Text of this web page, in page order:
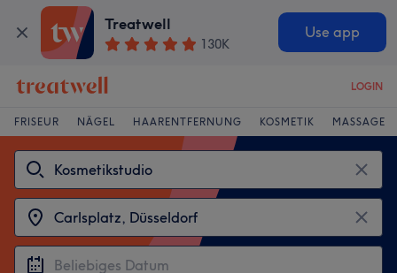
Treatwell
130K
Use app
LOGIN
FRISEUR NÄGEL HAARENTFERNUNG KOSMETIK MASSAGE